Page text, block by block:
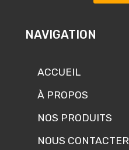
NAVIGATION
ACCUEIL
À PROPOS
NOS PRODUITS
NOUS CONTACTER